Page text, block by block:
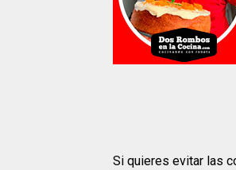
Si quieres evitar las